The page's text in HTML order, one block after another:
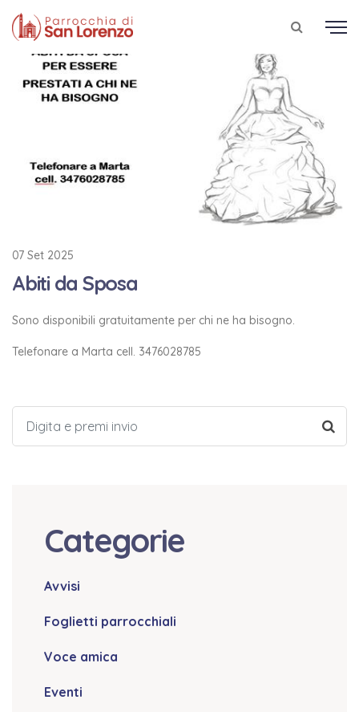
07 Set 2025
Abiti da Sposa
Sono disponibili gratuitamente per chi ne ha bisogno.
Telefonare a Marta cell. 3476028785
Categorie
Avvisi
Foglietti parrocchiali
Voce amica
Eventi